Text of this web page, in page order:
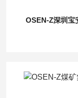
OSEN-Z深圳宝